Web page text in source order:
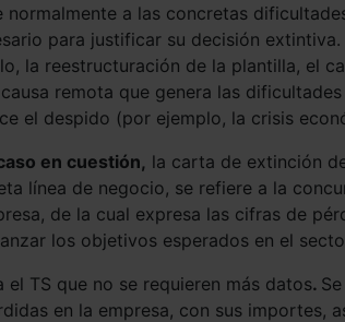
normalmente a las concretas
para justificar su decisión
la reestructuración de la plantilla, el
remota que genera las
el despido (por ejemplo, la crisis
en cuestión, la carta de extinción
línea de negocio, se refiere a la
de la cual expresa las cifras de
los objetivos esperados en el
el TS que no se requieren más datos.
en la empresa, con sus importes,